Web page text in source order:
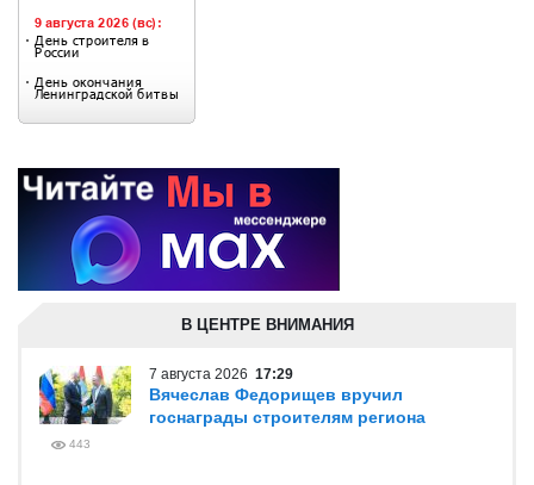
В ЦЕНТРЕ ВНИМАНИЯ
7 августа 2026 17:29
Вячеслав Федорищев вручил
госнаграды строителям региона
443